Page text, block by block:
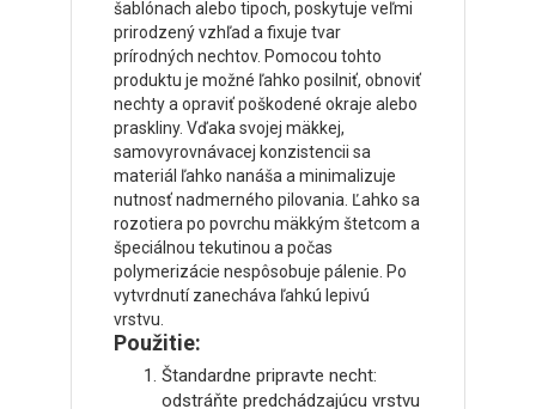
šablónach alebo tipoch, poskytuje veľmi
prirodzený vzhľad a fixuje tvar
prírodných nechtov. Pomocou tohto
produktu je možné ľahko posilniť, obnoviť
nechty a opraviť poškodené okraje alebo
praskliny. Vďaka svojej mäkkej,
samovyrovnávacej konzistencii sa
materiál ľahko nanáša a minimalizuje
nutnosť nadmerného pilovania. Ľahko sa
rozotiera po povrchu mäkkým štetcom a
špeciálnou tekutinou a počas
polymerizácie nespôsobuje pálenie. Po
vytvrdnutí zanecháva ľahkú lepivú
vrstvu.
Použitie:
Štandardne pripravte necht:
odstráňte predchádzajúcu vrstvu